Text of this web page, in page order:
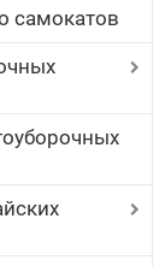
самокатов